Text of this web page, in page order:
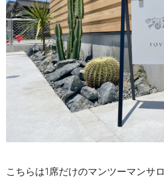
こちらは1席だけのマンツーマンサ